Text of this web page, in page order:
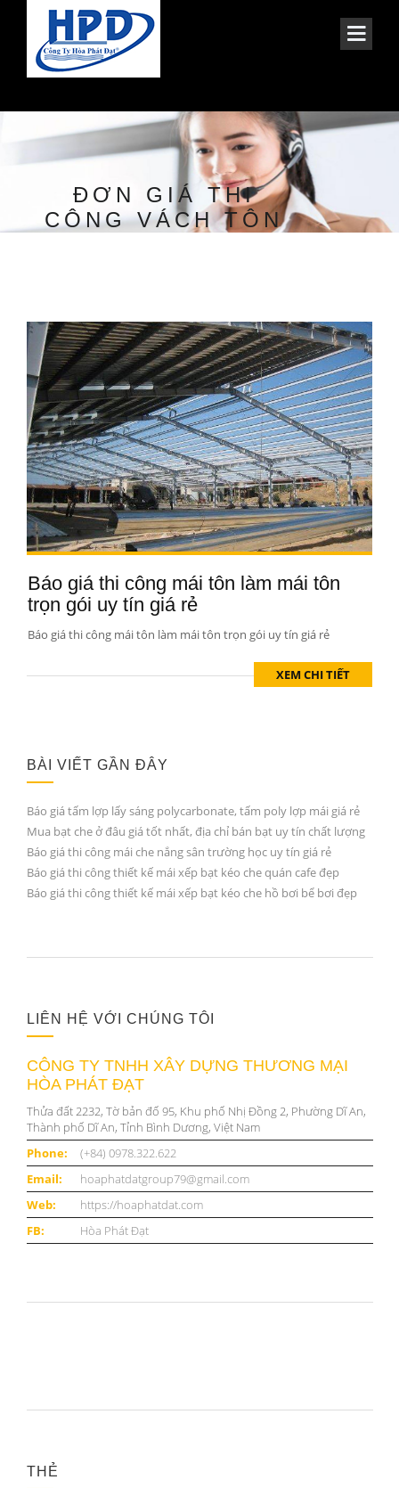
ĐƠN GIÁ THI
CÔNG VÁCH TÔN
Báo giá thi công mái tôn làm mái tôn
trọn gói uy tín giá rẻ
Báo giá thi công mái tôn làm mái tôn trọn gói uy tín giá rẻ
XEM CHI TIẾT
BÀI VIẾT GẦN ĐÂY
Báo giá tấm lợp lấy sáng polycarbonate, tấm poly lợp mái giá rẻ
Mua bạt che ở đâu giá tốt nhất, địa chỉ bán bạt uy tín chất lượng
Báo giá thi công mái che nắng sân trường học uy tín giá rẻ
Báo giá thi công thiết kế mái xếp bạt kéo che quán cafe đẹp
Báo giá thi công thiết kế mái xếp bạt kéo che hồ bơi bể bơi đẹp
LIÊN HỆ VỚI CHÚNG TÔI
CÔNG TY TNHH XÂY DỰNG THƯƠNG MẠI
HÒA PHÁT ĐẠT
Thửa đất 2232, Tờ bản đố 95, Khu phố Nhị Đồng 2, Phường Dĩ An,
Thành phố Dĩ An, Tỉnh Bình Dương, Việt Nam
Phone:
(+84) 0978.322.622
Email:
hoaphatdatgroup79@gmail.com
Web:
https://hoaphatdat.com
FB:
Hòa Phát Đạt
THẺ